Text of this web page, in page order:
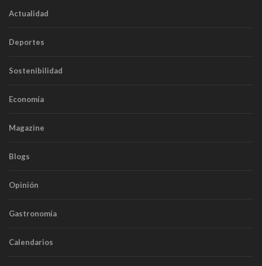
Actualidad
Deportes
Sostenibilidad
Economía
Magazine
Blogs
Opinión
Gastronomía
Calendarios